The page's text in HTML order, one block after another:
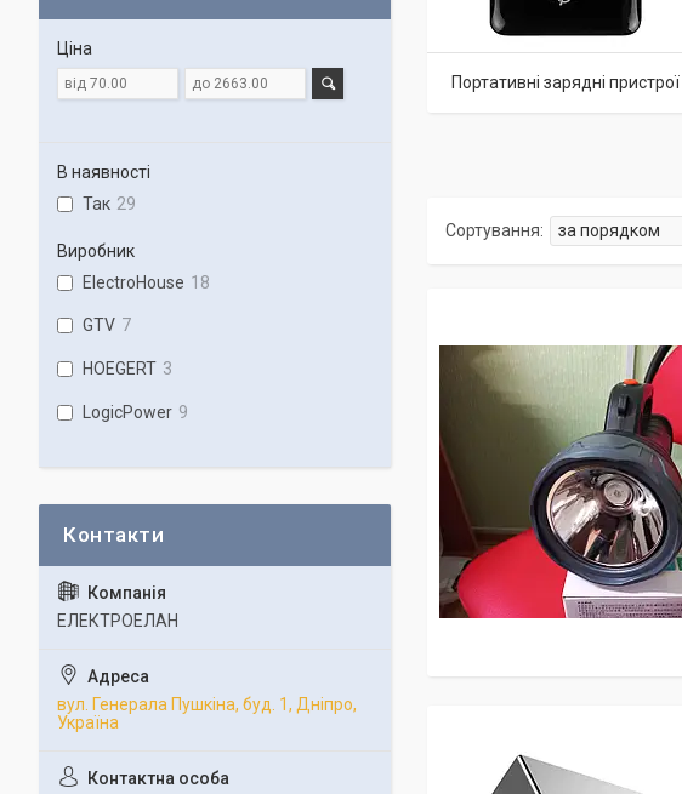
Портативні зарядні пристрої
Ціна
В наявності
Так 29
Виробник
ElectroHouse 18
GTV 7
HOEGERT 3
LogicPower 9
ЕЛЕКТРОЕЛАН
вул. Генерала Пушкіна, буд. 1, Дніпро,
Україна